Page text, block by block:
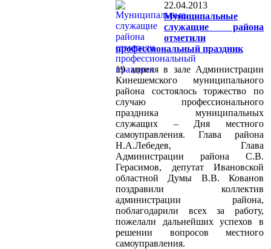
22.04.2013
Муниципальные
служащие района
отметили
профессиональный праздник
19 апреля в зале Администрации
Кинешемского муниципального
района состоялось торжество по
случаю профессионального
праздника муниципальных
служащих – Дня местного
самоуправления. Глава района
Н.А.Лебедев, Глава
Администрации района С.В.
Герасимов, депутат Ивановской
областной Думы В.В. Кованов
поздравили коллектив
администрации района,
поблагодарили всех за работу,
пожелали дальнейших успехов в
решении вопросов местного
самоуправления.